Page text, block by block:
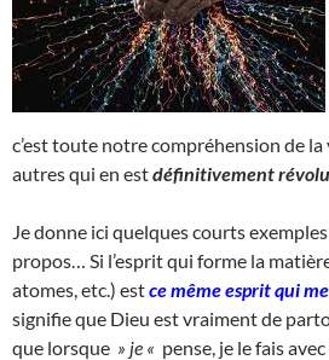
c’est toute notre compréhension de la
autres qui en estdéfinitivement
Je donne ici quelques courts
propos… Si l’esprit qui forme la
atomes, etc.) estce même esprit qui
signifie que Dieu est vraiment de
que lorsque » je « pense, je le fais